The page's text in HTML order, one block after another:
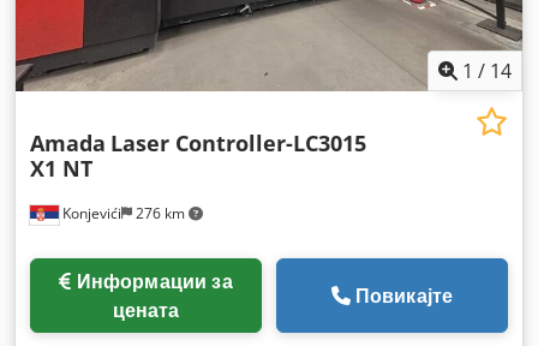
1 / 14
Konjevići 276 km
Amada Laser Controller-LC3015
X1 NT
цената
Повикајте